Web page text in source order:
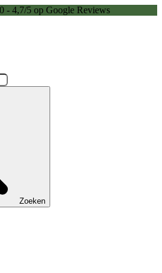
- 4,7/5 op Google Reviews
Zoeken